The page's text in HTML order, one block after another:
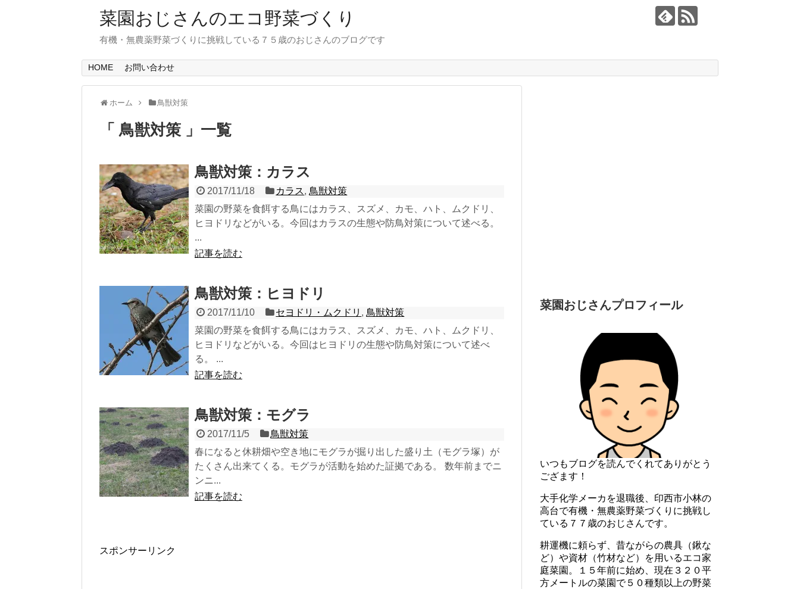
菜園おじさんのエコ野菜づくり
有機・無農薬野菜づくりに挑戦している７５歳のおじさんのブログです
HOME お問い合わせ
ホーム 鳥獣対策
「 鳥獣対策 」一覧
鳥獣対策：カラス
2017/11/18 カラス, 鳥獣対策
菜園の野菜を食餌する鳥にはカラス、スズメ、カモ、ハト、ムクドリ、
ヒヨドリなどがいる。今回はカラスの生態や防鳥対策について述べる。
...
記事を読む
鳥獣対策：ヒヨドリ
2017/11/10 セヨドリ・ムクドリ , 鳥獣対策
菜園の野菜を食餌する鳥にはカラス、スズメ、カモ、ハト、ムクドリ、
ヒヨドリなどがいる。今回はヒヨドリの生態や防鳥対策について述べ
る。 ...
記事を読む
鳥獣対策：モグラ
2017/11/5
鳥獣対策
春になると休耕畑や空き地にモグラが掘り出した盛り土（モグラ塚）が
たくさん出来てくる。モグラが活動を始めた証拠である。 数年前までニ
ンニ...
記事を読む
スポンサーリンク
菜園おじさんプロフィール
いつもブログを読んでくれてありがとう
ござます！
大手化学メーカを退職後、印西市小林の
高台で有機・無農薬野菜づくりに挑戦し
ている７７歳のおじさんです。
耕運機に頼らず、昔ながらの農具（鍬な
ど）や資材（竹材など）を用いるエコ家
庭菜園。１５年前に始め、現在３２０平
方メートルの菜園で５０種類以上の野菜